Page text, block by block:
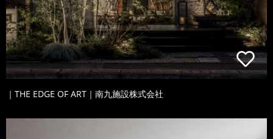
｜THE EDGE OF ART｜南九施設株式会社